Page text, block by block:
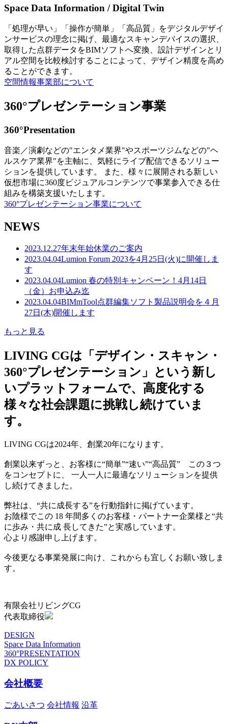
Space Data Information / Digital Twin
「処理が早い」「操作が簡単」「高品質」をデジタルデザイ
ンサービスの理念に掲げ、最適なスキャンデバイスの選択、
取得した点群データをBIMソフトへ変換、設計デザインとリ
アル空間を比較検討することによって、デザイン精度を高め
ることができます。
空間情報事業部について
360°プレゼンテーション事業
360°Presentation
音楽／演劇などの"エンタメ業界"やスポーツジムなどの"ヘ
ルスケア業界"を主軸に、気軽にライブ配信できるソリュー
ションを提供しています。 また、様々に展開される新しい
仮想市場に360度ビジュアルコンテンツで事業参入できる仕
組みを構築支援いたします。
360°プレゼンテーション事業について
NEWS
2023.12.27年末年始休業のご案内
2023.04.04Lumion Forum 2023を4月25日(火)に開催しま
す
2023.04.04Lumion 春の特別キャンペーン！4月14日
（金）お申込み迄
2023.04.04BIMmTool点群編集ソフト製品説明会を４月
27日(木)開催します
もっと見る
LIVING CGは「デザイン・スキャン・
360°プレゼンテーション」という新し
いプラットフォームで、高度化する
様々な社会課題に挑戦し続けていま
す。
LIVING CGは2024年、創業20年になります。
創業以来ずっと、お客様に“簡単”“速い”“高品質” この３つ
をコンセプトに、 一人一人に最適なソリューションを提供
し続けてきました。
弊社は、“共に成長する”を行動指針に掲げています。
お陰様でこの 18 年間多くのお客様・パートナー企業様と“共
に歩み・共に成 長してきた”と実感しています。
心より感謝申し上げます。
今後更なる事業発展に向け、これからも宜しくお願い致しま
す。
有限会社リビングCG
代表取締役
DESIGN
Space Data Information
360°PRESENTATION
DX POLICY
会社概要
ごあいさつ 会社情報 沿革